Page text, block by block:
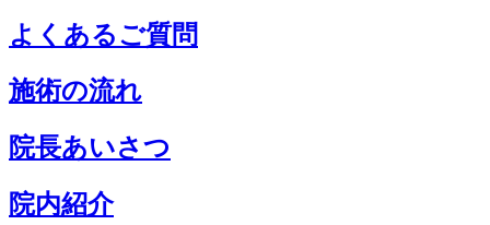
よくあるご質問
施術の流れ
院長あいさつ
院内紹介